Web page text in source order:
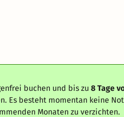
buchen und bis zu8 Tage
Es besteht momentan keine
Monaten zu verzichten.